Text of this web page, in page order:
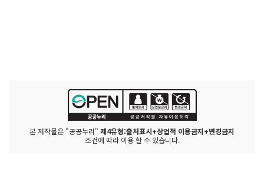
본 저작물은 "공공누리" 제4유형:출처표시+상업적 이용금지+변경금지
조건에 따라 이용 할 수 있습니다.